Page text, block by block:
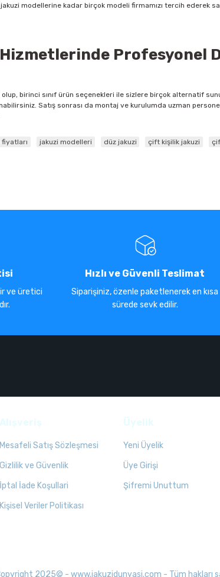
modellerine kadar birçok modeli firmamızı tercih ederek
Profesyonel
birinci sınıf ürün seçenekleri ile sizlere birçok alternatif
Satış sonrası da montaj ve kurulumda uzman
fiyatları jakuzi modelleri düz jakuzi çift kişilik jakuzi
ve üretici
Hızlı ve Güvenli Teslimat
Siparişiniz, özenle paketlenerek en kısa
sürede sevk edilir.
Mesafeli Satış Sözleşmesi
Gizlilik ve Güvenlik
İptal İade Koşullari
Kişisel Veriler Politikası
Yeni Üyelik
Üye Girişi
Şifremi Unuttum
2025© - www.jakuzidunyasi.com - Tüm hakları